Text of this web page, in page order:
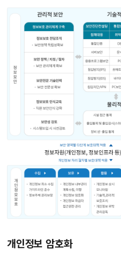
개인정보 암호화